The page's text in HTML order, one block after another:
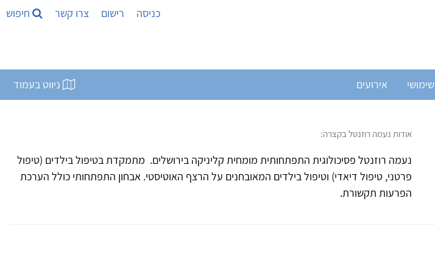
כניסה רישום צרו קשר חיפוש
שימושי אירועים ניווט בעמוד
אודות נעמה רוזנטל בקצרה:
נעמה רוזנטל פסיכולוגית התפתחותית מומחית קליניקה בירושלים. מתמקדת בטיפול בילדים (טיפול
פרטני, טיפול דיאדי) וטיפול בילדים המאובחנים על הרצף האוטיסטי. אבחון התפתחותי כולל הערכת
הפרעות תקשורת.